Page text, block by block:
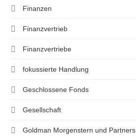
Finanzen
Finanzvertrieb
Finanzvertriebe
fokussierte Handlung
Geschlossene Fonds
Gesellschaft
Goldman Morgenstern und Partners